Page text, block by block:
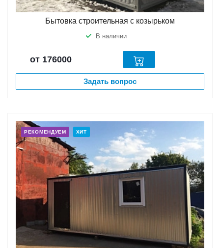
Бытовка строительная с козырьком
В наличии
от 176000
Задать вопрос
РЕКОМЕНДУЕМ ХИТ